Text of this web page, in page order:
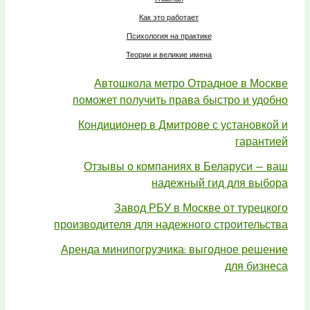
Как это работает
Психология на практике
Теории и великие имена
Автошкола метро Отрадное в Москве
поможет получить права быстро и удобно
Кондиционер в Дмитрове с установкой и
гарантией
Отзывы о компаниях в Беларуси — ваш
надежный гид для выбора
Завод РБУ в Москве от турецкого
производителя для надежного строительства
Аренда минипогрузчика: выгодное решение
для бизнеса